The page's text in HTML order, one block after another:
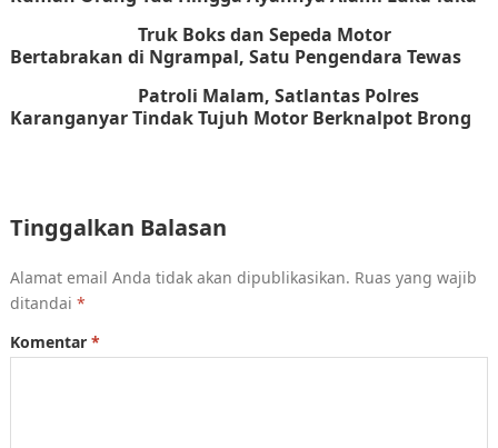
Truk Boks dan Sepeda Motor
Bertabrakan di Ngrampal, Satu Pengendara Tewas
Patroli Malam, Satlantas Polres
Karanganyar Tindak Tujuh Motor Berknalpot Brong
Tinggalkan Balasan
Alamat email Anda tidak akan dipublikasikan. Ruas yang wajib
ditandai *
Komentar *